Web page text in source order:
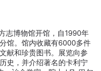
志博物馆开馆，自1990年
馆。馆内收藏有6000多件
献和珍贵图书。展览向参
史，并介绍著名的卡利宁